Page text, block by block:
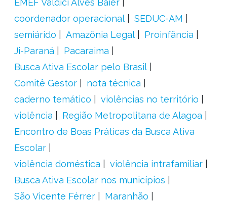
coordenador operacional
SEDUC-AM
semiárido
Amazônia Legal
Proinfância
Ji-Paraná
Pacaraima
Busca Ativa Escolar pelo Brasil
Comitê Gestor
nota técnica
caderno temático
violências no território
violência
Região Metropolitana de Alagoa
Encontro de Boas Práticas da Busca Ativa
Escolar
violência doméstica
violência intrafamiliar
Busca Ativa Escolar nos municípios
São Vicente Férrer
Maranhão